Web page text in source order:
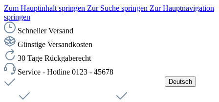
Zum Hauptinhalt springen Zur Suche springen Zur Hauptnavigation
springen
Schneller Versand
Günstige Versandkosten
30 Tage Rückgaberecht
Service - Hotline 0123 - 45678
Deutsch